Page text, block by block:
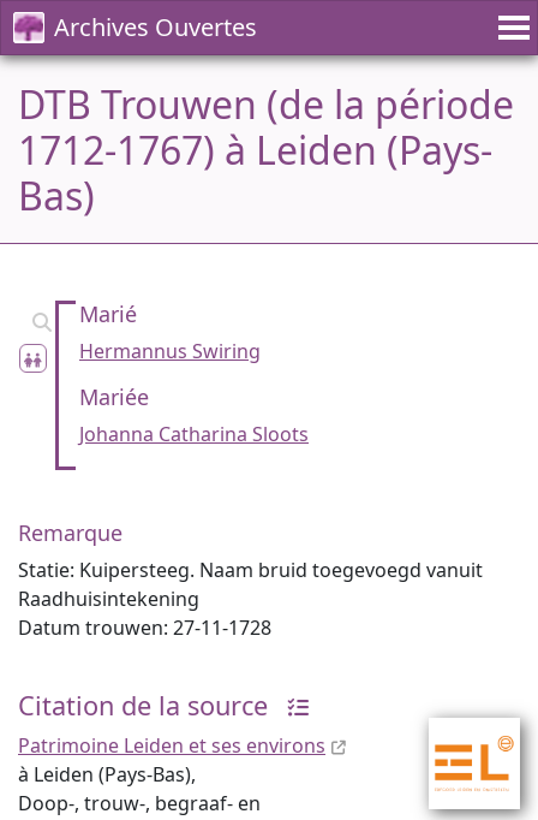
Archives Ouvertes
DTB Trouwen (de la période
1712-1767) à Leiden (Pays-
Bas)
Marié
Hermannus Swiring
Mariée
Johanna Catharina Sloots
Remarque
Statie: Kuipersteeg. Naam bruid toegevoegd vanuit
Raadhuisintekening
Datum trouwen: 27-11-1728
Citation de la source
Patrimoine Leiden et ses environs
à Leiden (Pays-Bas),
Doop-, trouw-, begraaf- en